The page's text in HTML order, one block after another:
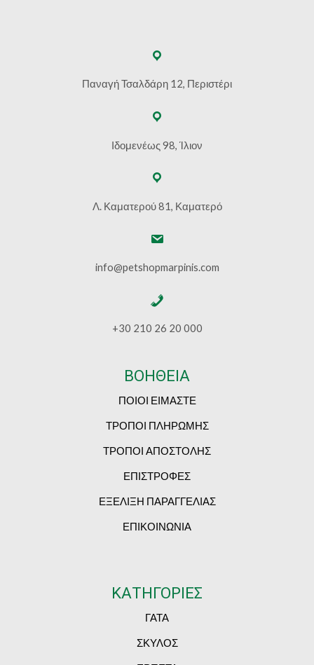
Παναγή Τσαλδάρη 12, Περιστέρι
Ιδομενέως 98, Ίλιον
Λ. Καματερού 81, Καματερό
info@petshopmarpinis.com
+30 210 26 20 000
ΒΟΗΘΕΙΑ
ΠΟΙΟΙ ΕΙΜΑΣΤΕ
ΤΡΟΠΟΙ ΠΛΗΡΩΜΗΣ
ΤΡΟΠΟΙ ΑΠΟΣΤΟΛΗΣ
ΕΠΙΣΤΡΟΦΕΣ
ΕΞΕΛΙΞΗ ΠΑΡΑΓΓΕΛΙΑΣ
ΕΠΙΚΟΙΝΩΝΙΑ
ΚΑΤΗΓΟΡΙΕΣ
ΓΑΤΑ
ΣΚΥΛΟΣ